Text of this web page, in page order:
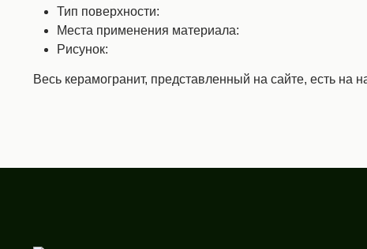
Тип поверхности:
Места применения материала:
Рисунок:
Весь керамогранит, представленный на сайте, есть